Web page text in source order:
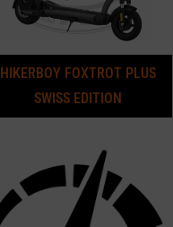
HIKERBOY FOXTROT PLUS
SWISS EDITION